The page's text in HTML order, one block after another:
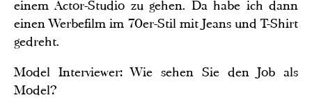
einem Actor-Studio zu gehen. Da habe ich dann
einen Werbefilm im 70er-Stil mit Jeans und T-Shirt
gedreht.
Model Interviewer: Wie sehen Sie den Job als
Model?